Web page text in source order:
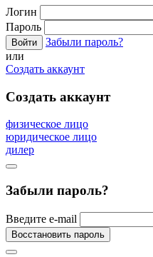
Логин
Пароль
Забыли пароль?
или
Создать аккаунт
Создать аккаунт
физическое лицо
юридическое лицо
дилер
Забыли пароль?
Введите e-mail